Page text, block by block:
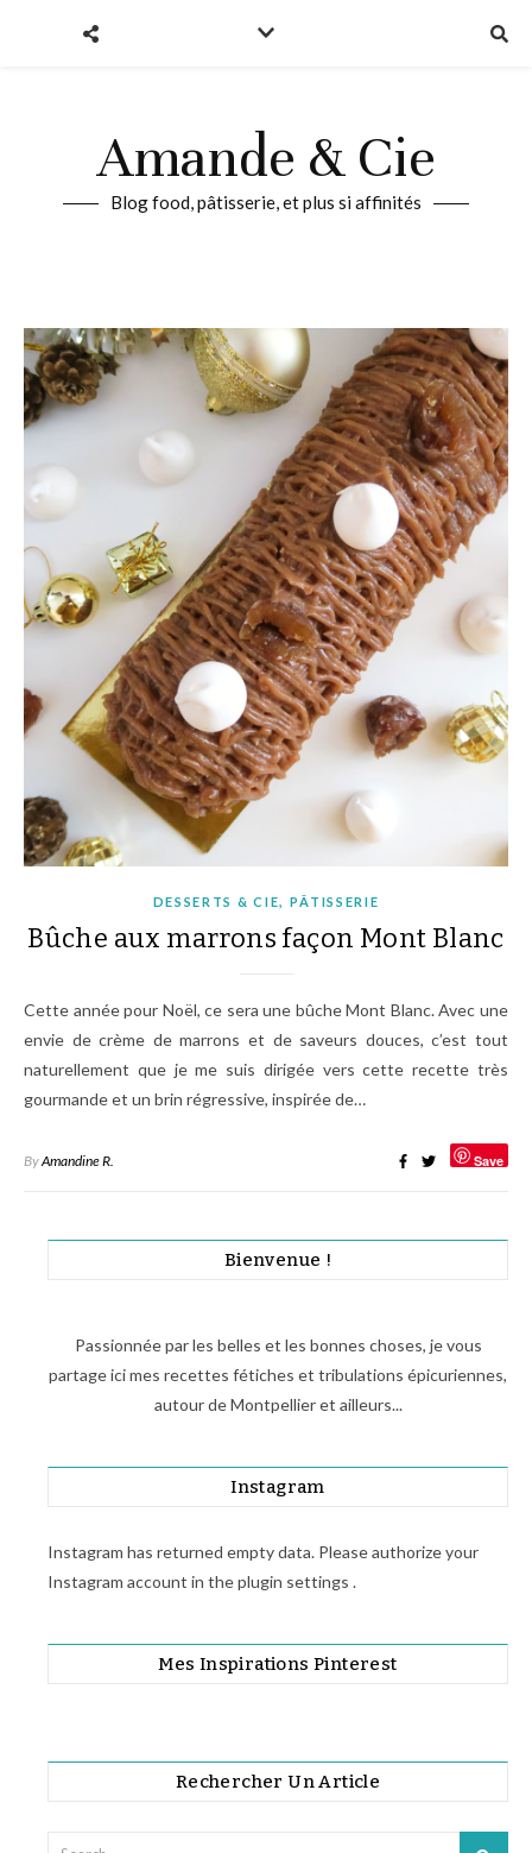
Amande & Cie
Blog food, pâtisserie, et plus si affinités
DESSERTS & CIE,PÂTISSERIE
Bûche aux marrons façon Mont Blanc
Cette année pour Noël, ce sera une bûche Mont Blanc. Avec une
envie de crème de marrons et de saveurs douces, c’est tout
naturellement que je me suis dirigée vers cette recette très
gourmande et un brin régressive, inspirée de…
ByAmandine R. Save
Bienvenue !
Passionnée par les belles et les bonnes choses, je vous
partage ici mes recettes fétiches et tribulations épicuriennes,
autour de Montpellier et ailleurs...
Instagram
Instagram has returned empty data. Please authorize your
Instagram account in theplugin settings .
Mes Inspirations Pinterest
Rechercher Un Article